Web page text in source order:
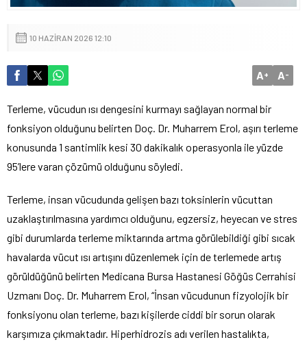
10 HAZIRAN 2026 12:10
A+ A-
Terleme, vücudun ısı dengesini kurmayı sağlayan normal bir
fonksiyon olduğunu belirten Doç. Dr. Muharrem Erol, aşırı terleme
konusunda 1 santimlik kesi 30 dakikalık operasyonla ile yüzde
95’lere varan çözümü olduğunu söyledi.
Terleme, insan vücudunda gelişen bazı toksinlerin vücuttan
uzaklaştırılmasına yardımcı olduğunu, egzersiz, heyecan ve stres
gibi durumlarda terleme miktarında artma görülebildiği gibi sıcak
havalarda vücut ısı artışını düzenlemek için de terlemede artış
görüldüğünü belirten Medicana Bursa Hastanesi Göğüs Cerrahisi
Uzmanı Doç. Dr. Muharrem Erol, “İnsan vücudunun fizyolojik bir
fonksiyonu olan terleme, bazı kişilerde ciddi bir sorun olarak
karşımıza çıkmaktadır. Hiperhidrozis adı verilen hastalıkta,